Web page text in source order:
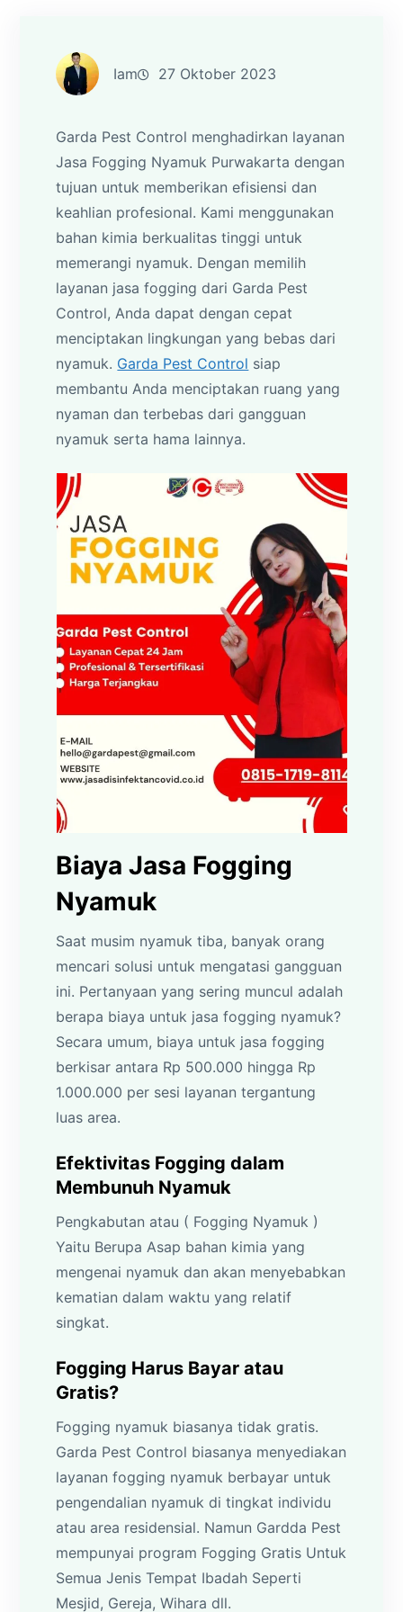
Iam 27 Oktober 2023
Garda Pest Control menghadirkan layanan
Jasa Fogging Nyamuk Purwakarta dengan
tujuan untuk memberikan efisiensi dan
keahlian profesional. Kami menggunakan
bahan kimia berkualitas tinggi untuk
memerangi nyamuk. Dengan memilih
layanan jasa fogging dari Garda Pest
Control, Anda dapat dengan cepat
menciptakan lingkungan yang bebas dari
nyamuk. Garda Pest Control siap
membantu Anda menciptakan ruang yang
nyaman dan terbebas dari gangguan
nyamuk serta hama lainnya.
Biaya Jasa Fogging
Nyamuk
Saat musim nyamuk tiba, banyak orang
mencari solusi untuk mengatasi gangguan
ini. Pertanyaan yang sering muncul adalah
berapa biaya untuk jasa fogging nyamuk?
Secara umum, biaya untuk jasa fogging
berkisar antara Rp 500.000 hingga Rp
1.000.000 per sesi layanan tergantung
luas area.
Efektivitas Fogging dalam
Membunuh Nyamuk
Pengkabutan atau ( Fogging Nyamuk )
Yaitu Berupa Asap bahan kimia yang
mengenai nyamuk dan akan menyebabkan
kematian dalam waktu yang relatif
singkat.
Fogging Harus Bayar atau
Gratis?
Fogging nyamuk biasanya tidak gratis.
Garda Pest Control biasanya menyediakan
layanan fogging nyamuk berbayar untuk
pengendalian nyamuk di tingkat individu
atau area residensial. Namun Gardda Pest
mempunyai program Fogging Gratis Untuk
Semua Jenis Tempat Ibadah Seperti
Mesjid, Gereja, Wihara dll.